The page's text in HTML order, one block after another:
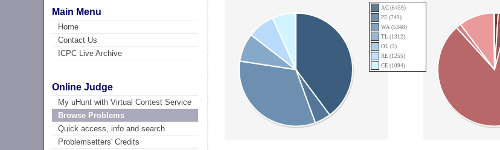
Main Menu
Home
Contact Us
ICPC Live Archive
Online Judge
My uHunt with Virtual Contest Service
Browse Problems
Quick access, info and search
Problemsetters' Credits
AC (6459)
PE (749)
WA (5348)
TL (1312)
OL (3)
RE (1255)
CE (1094)